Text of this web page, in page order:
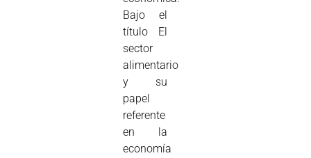
Bajo el
título El
sector
alimentario
y su
papel
referente
en la
economía